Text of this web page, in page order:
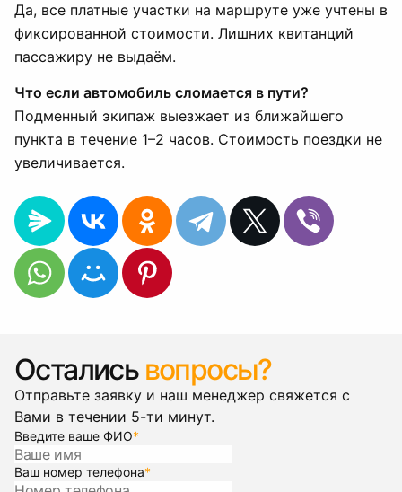
Да, все платные участки на маршруте уже учтены в
фиксированной стоимости. Лишних квитанций
пассажиру не выдаём.
Что если автомобиль сломается в пути?
Подменный экипаж выезжает из ближайшего
пункта в течение 1–2 часов. Стоимость поездки не
увеличивается.
Остались вопросы?
Отправьте заявку и наш менеджер свяжется с
Вами в течении 5-ти минут.
Введите ваше ФИО*
Ваш номер телефона*